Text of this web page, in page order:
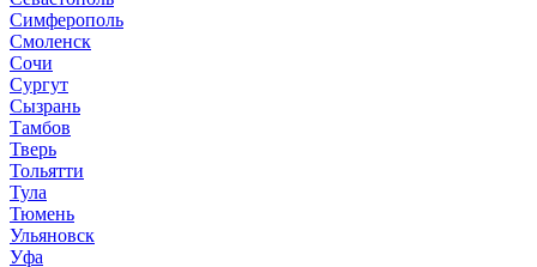
Симферополь
Смоленск
Сочи
Сургут
Сызрань
Тамбов
Тверь
Тольятти
Тула
Тюмень
Ульяновск
Уфа